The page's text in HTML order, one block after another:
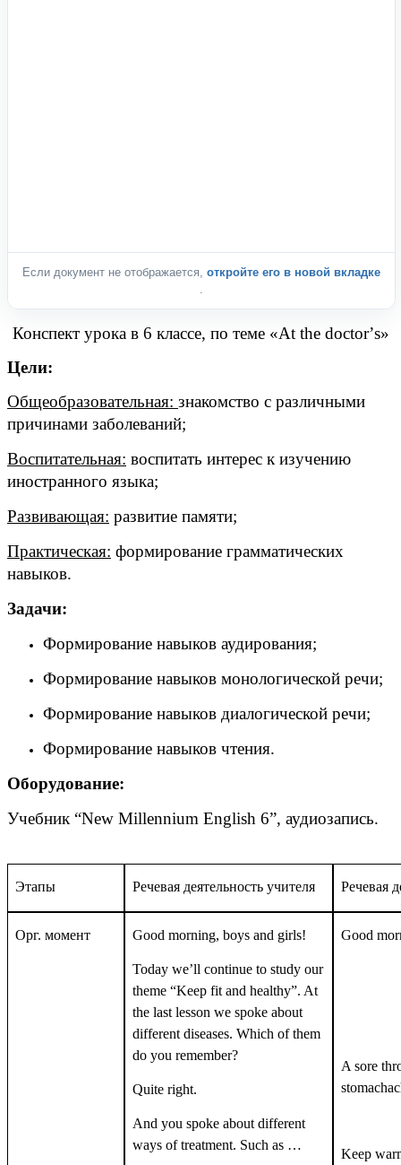
Если документ не отображается, откройте его в новой вкладке
Конспект урока в 6 классе, по теме «At the doctor’s»
Цели:
Общеобразовательная: знакомство с различными
причинами заболеваний;
Воспитательная: воспитать интерес к изучению
иностранного языка;
Развивающая: развитие памяти;
Практическая: формирование грамматических
навыков.
Задачи:
Формирование навыков аудирования;
Формирование навыков монологической речи;
Формирование навыков диалогической речи;
Формирование навыков чтения.
Оборудование:
Учебник “New Millennium English 6”, аудиозапись.
Этапы Речевая деятельность учителя Речевая
Орг. момент Good morning, boys and girls!
Today we’ll continue to study our
theme “Keep fit and healthy”. At
the last lesson we spoke about
different diseases. Which of them
do you remember?
Quite right.
And you spoke about different
ways of treatment. Such as …
Good
A sore
Keep